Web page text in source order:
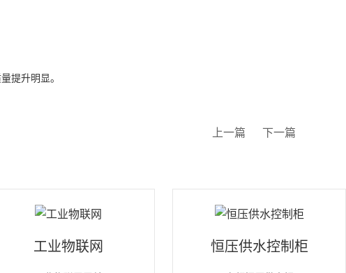
提升明显。
上一篇 下一篇
工业物联网 恒压供水控制柜